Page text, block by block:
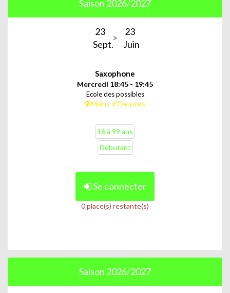
Saison 2026/2027
23
Sept.
23
Juin
Saxophone
Mercredi 18:45 - 19:45
Ecole des possibles
Mains d'Oeuvres
16 à 99 ans
Débutant
Se connecter
0 place(s) restante(s)
Saison 2026/2027